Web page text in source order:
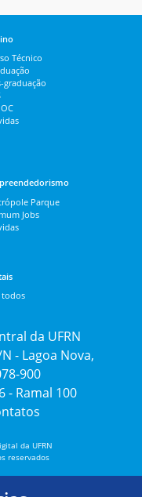
Técnico
graduação
Parque
Jobs
todos
da UFRN
- Lagoa Nova,
900
- Ramal 100
da UFRN
reservados